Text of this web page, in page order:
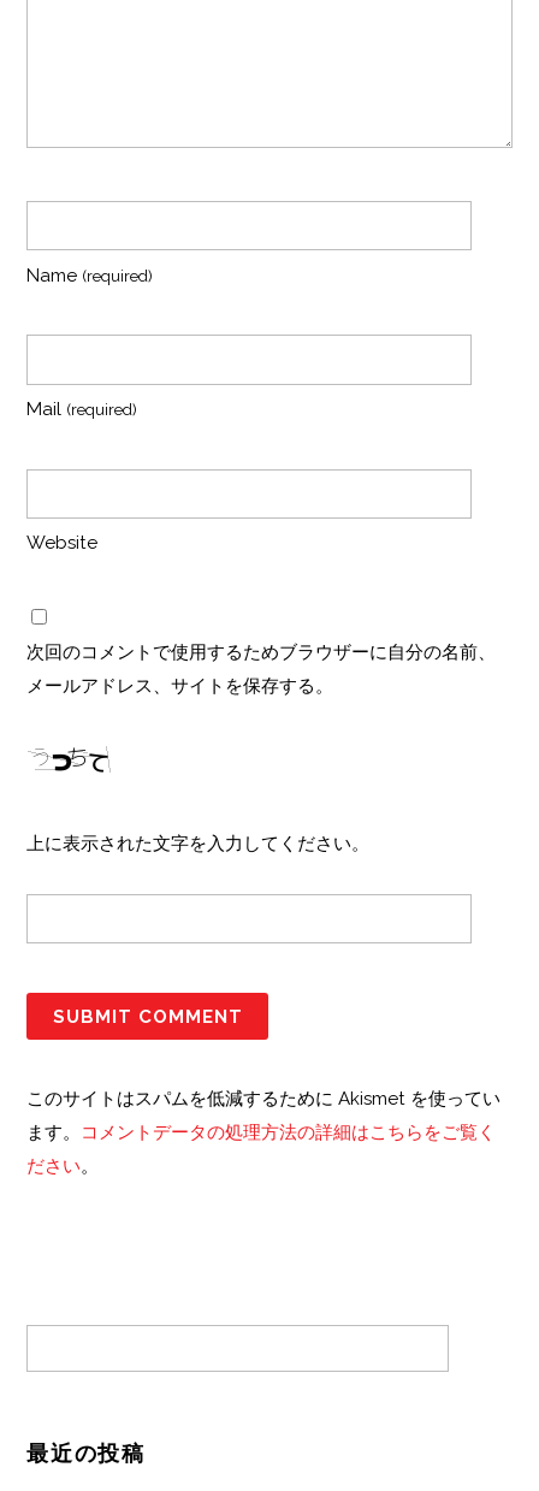
Name (required)
Mail (required)
Website
次回のコメントで使用するためブラウザーに自分の名前、
メールアドレス、サイトを保存する。
上に表示された文字を入力してください。
このサイトはスパムを低減するために Akismet を使ってい
ます。 コメントデータの処理方法の詳細はこちらをご覧く
ださい。
最近の投稿